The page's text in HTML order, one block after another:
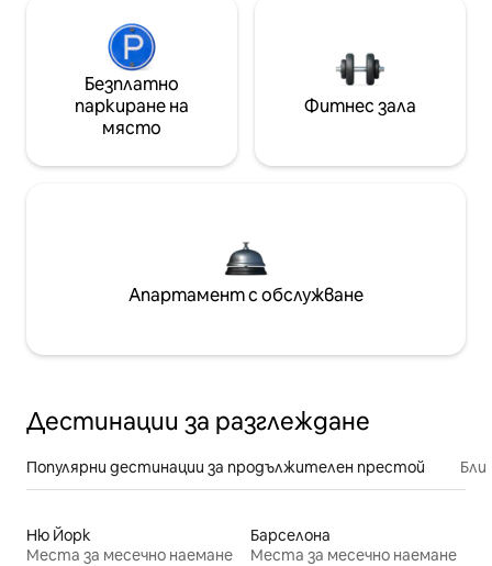
Безплатно
паркиране на
място
Фитнес зала
Апартамент с обслужване
Дестинации за разглеждане
Популярни дестинации за продължителен престой
Ню Йорк
Места за месечно наемане
Барселона
Места за месечно наемане